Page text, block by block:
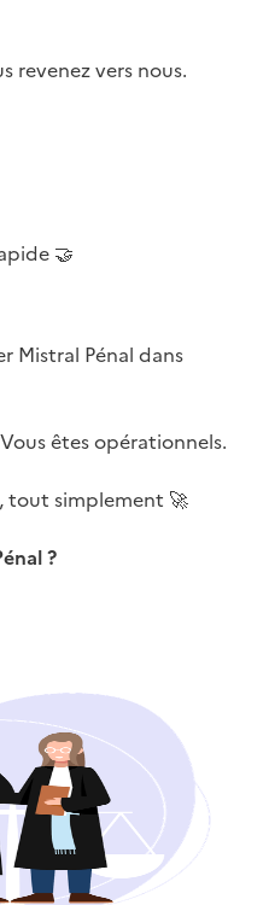
revenez vers nous.
🤝
Mistral Pénal dans
êtes opérationnels.
tout simplement 🚀
?